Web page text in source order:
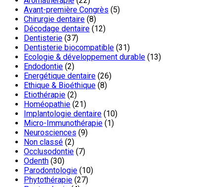
Avant-première Congrès (5)
Chirurgie dentaire (8)
Décodage dentaire (12)
Dentisterie (37)
Dentisterie biocompatible (31)
Ecologie & développement durable (13)
Endodontie (2)
Energétique dentaire (26)
Ethique & Bioéthique (8)
Etiothérapie (2)
Homéopathie (21)
Implantologie dentaire (10)
Micro-Immunothérapie (1)
Neurosciences (9)
Non classé (2)
Occlusodontie (7)
Odenth (30)
Parodontologie (10)
Phytothérapie (27)